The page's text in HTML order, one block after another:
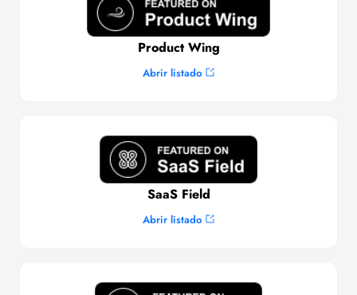
Product Wing
Abrir listado
SaaS Field
Abrir listado